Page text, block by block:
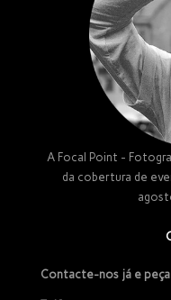
A Focal Point -
da cobertura de
Contacte-nos já e peça